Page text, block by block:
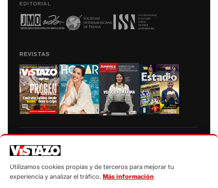
EDITORIAL
REVISTAS
autorización escrita de su titular, de todos los contenidos de Vistazo.com.
Utilizamos cookies propias y de terceros para mejorar tu
experiencia y analizar el tráfico. Más información